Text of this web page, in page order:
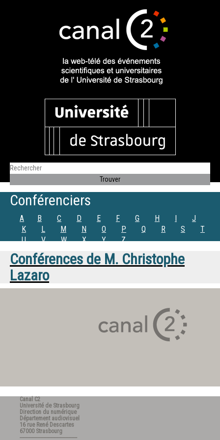
Conférenciers
A B C D E F G H I
J
K
L M N O P Q R S
T
U
V W X Y Z
Conférences de M. Christophe
Lazaro
Canal C2
Université de Strasbourg
Direction du numérique
Département audiovisuel
16 rue René Descartes
67000 Strasbourg
---------------------------------------